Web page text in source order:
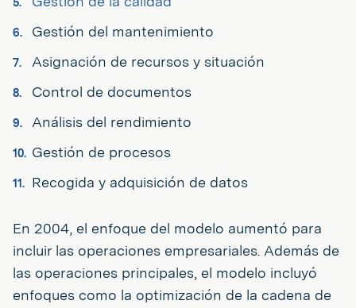
Gestión del mantenimiento
Asignación de recursos y situación
Control de documentos
Análisis del rendimiento
Gestión de procesos
Recogida y adquisición de datos
En 2004, el enfoque del modelo aumentó para
incluir las operaciones empresariales. Además de
las operaciones principales, el modelo incluyó
enfoques como la optimización de la cadena de